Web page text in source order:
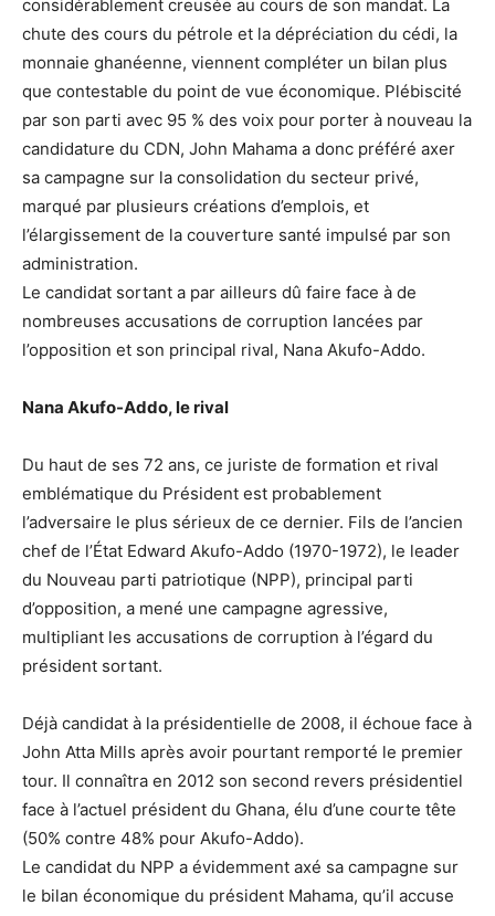
considérablement creusée au cours de son mandat. La
chute des cours du pétrole et la dépréciation du cédi, la
monnaie ghanéenne, viennent compléter un bilan plus
que contestable du point de vue économique. Plébiscité
par son parti avec 95 % des voix pour porter à nouveau la
candidature du CDN, John Mahama a donc préféré axer
sa campagne sur la consolidation du secteur privé,
marqué par plusieurs créations d’emplois, et
l’élargissement de la couverture santé impulsé par son
administration.
Le candidat sortant a par ailleurs dû faire face à de
nombreuses accusations de corruption lancées par
l’opposition et son principal rival, Nana Akufo-Addo.
Nana Akufo-Addo, le rival
Du haut de ses 72 ans, ce juriste de formation et rival
emblématique du Président est probablement
l’adversaire le plus sérieux de ce dernier. Fils de l’ancien
chef de l’État Edward Akufo-Addo (1970-1972), le leader
du Nouveau parti patriotique (NPP), principal parti
d’opposition, a mené une campagne agressive,
multipliant les accusations de corruption à l’égard du
président sortant.
Déjà candidat à la présidentielle de 2008, il échoue face à
John Atta Mills après avoir pourtant remporté le premier
tour. Il connaîtra en 2012 son second revers présidentiel
face à l’actuel président du Ghana, élu d’une courte tête
(50% contre 48% pour Akufo-Addo).
Le candidat du NPP a évidemment axé sa campagne sur
le bilan économique du président Mahama, qu’il accuse